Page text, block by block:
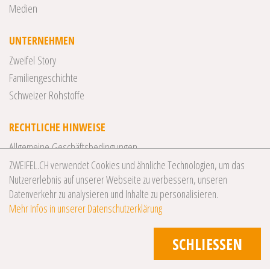
Medien
UNTERNEHMEN
Zweifel Story
Familiengeschichte
Schweizer Rohstoffe
RECHTLICHE HINWEISE
Allgemeine Geschäftsbedingungen
Datenschutzerklärung
Impressum
ZWEIFEL.CH verwendet Cookies und ähnliche Technologien, um das
Nutzererlebnis auf unserer Webseite zu verbessern, unseren
Datenverkehr zu analysieren und Inhalte zu personalisieren.
Mehr Infos in unserer Datenschutzerklärung
SCHLIESSEN